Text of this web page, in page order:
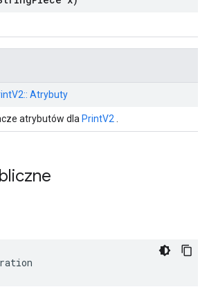
Atrybuty
atrybutów dla PrintV2